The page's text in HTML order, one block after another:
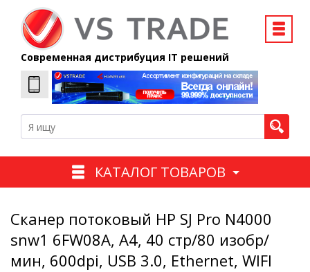
Современная дистрибуция IT решений
КАТАЛОГ ТОВАРОВ
Сканер потоковый HP SJ Pro N4000
snw1 6FW08A, A4, 40 стр/80 изобр/
мин, 600dpi, USB 3.0, Ethernet, WIFI